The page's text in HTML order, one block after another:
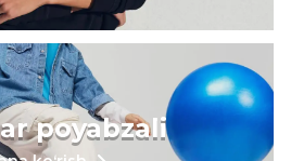
poyabzali